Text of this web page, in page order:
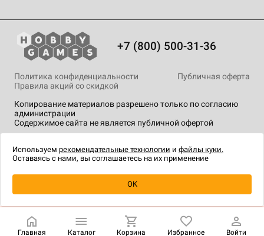
Купить| 7 990 ₽
+7 (800) 500-31-36
Копирование материалов разрешено только по согласию
администрации
Содержимое сайта не является публичной офертой
Политика конфиденциальности
Публичная оферта
Правила акций со скидкой
технологии.
Главная Каталог Корзина Избранное Войти
Используем рекомендательные технологии и файлы куки.
Оставаясь с нами, вы соглашаетесь на их применение
OK